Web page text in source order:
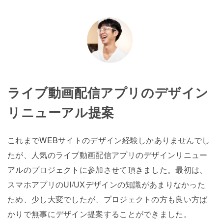
ライブ動画配信アプリのデザイン
リニューアル提案
これまでWEBサイトのデザイン経験しかありませんでし
たが、人気のライブ動画配信アプリのデザインリニュー
アルのプロジェクトに参加させて頂きました。最初は、
スマホアプリのUI/UXデザインの知識があまりなかった
ため、少し大変でしたが、プロジェクトの方も良い方ば
かりで無事にデザイン提案することができました。